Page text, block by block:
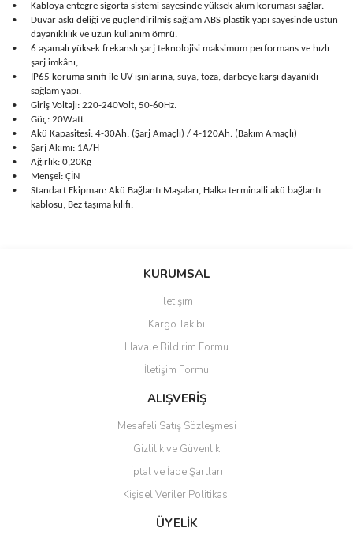
•
Kabloya entegre sigorta sistemi sayesinde yüksek akım koruması sağlar.
•
Duvar askı deliği ve güçlendirilmiş sağlam ABS plastik yapı sayesinde üstün
dayanıklılık ve uzun kullanım ömrü.
•
6 aşamalı yüksek frekanslı şarj teknolojisi maksimum performans ve hızlı
şarj imkânı,
•
IP65 koruma sınıfı ile UV ışınlarına, suya, toza, darbeye karşı dayanıklı
sağlam yapı.
•
Giriş Voltajı: 220-240Volt, 50-60Hz.
•
Güç: 20Watt
•
Akü Kapasitesi: 4-30Ah. (Şarj Amaçlı) / 4-120Ah. (Bakım Amaçlı)
•
Şarj Akımı: 1A/H
•
Ağırlık: 0,20Kg
•
Menşei: ÇİN
•
Standart Ekipman: Akü Bağlantı Maşaları, Halka terminalli akü bağlantı
kablosu, Bez taşıma kılıfı.
Bu ürüne ilk yorumu siz yapın!
Ürün resmi kalitesiz, bozuk veya görüntülenemiyor.
Ürün açıklamasında eksik bilgiler bulunuyor.
Ürün bilgilerinde hatalar bulunuyor.
Ürün fiyatı diğer sitelerden daha pahalı.
Gönder
KURUMSAL
İletişim
Kargo Takibi
Havale Bildirim Formu
İletişim Formu
ALIŞVERİŞ
Mesafeli Satış Sözleşmesi
Gizlilik ve Güvenlik
İptal ve İade Şartları
Kişisel Veriler Politikası
ÜYELİK